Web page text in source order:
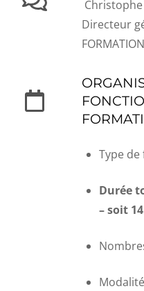
Directeur
Type
Durée
– soit